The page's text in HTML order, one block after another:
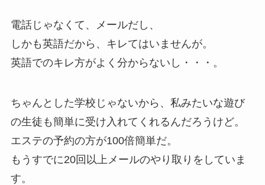
電話じゃなくて、メールだし、
しかも英語だから、キレてはいませんが。
英語でのキレ方がよく分からないし・・・。
ちゃんとした学校じゃないから、私みたいな遊び
の生徒も簡単に受け入れてくれるんだろうけど。
エステの予約の方が100倍簡単だ。
もうすでに20回以上メールのやり取りをしていま
す。